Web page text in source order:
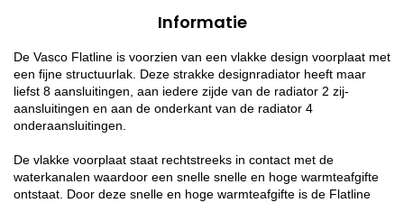
Informatie
De Vasco Flatline is voorzien van een vlakke design voorplaat met
een fijne structuurlak. Deze strakke designradiator heeft maar
liefst 8 aansluitingen, aan iedere zijde van de radiator 2 zij-
aansluitingen en aan de onderkant van de radiator 4
onderaansluitingen.
De vlakke voorplaat staat rechtstreeks in contact met de
waterkanalen waardoor een snelle snelle en hoge warmteafgifte
ontstaat. Door deze snelle en hoge warmteafgifte is de Flatline